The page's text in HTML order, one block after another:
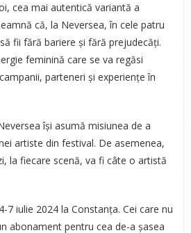
cea mai autentică variantă a
că, la Neversea, în cele patru
fii fără bariere și fără prejudecăți.
feminină care se va regăsi
parteneri și experiențe în
își asumă misiunea de a
artiste din festival. De asemenea,
la fiecare scenă, va fi câte o artistă
7 iulie 2024 la Constanța. Cei care nu
abonament pentru cea de-a șasea